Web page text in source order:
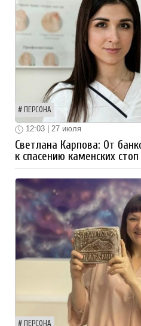
ПЕРСОНА
12:03 | 27 июля
Светлана Карпова: От
к спасению каменских стоп
ПЕРСОНА